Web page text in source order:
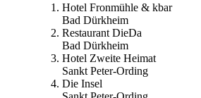
Hotel Fronmühle & kbar
Bad Dürkheim
Restaurant DieDa
Bad Dürkheim
Hotel Zweite Heimat
Sankt Peter-Ording
Die Insel